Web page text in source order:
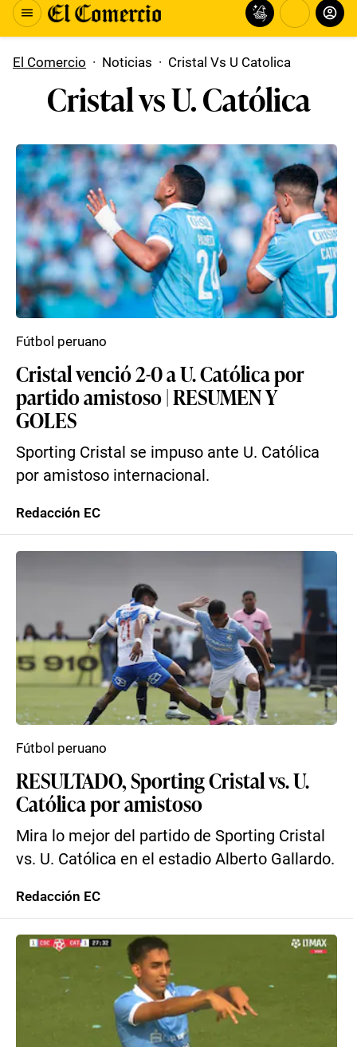
El Comercio · Noticias · Cristal Vs U Catolica
Cristal vs U. Católica
Cristal venció 2-0 a U. Católica por
partido amistoso | RESUMEN Y
GOLES
Sporting Cristal se impuso ante U. Católica
por amistoso internacional.
Fútbol peruano
Redacción EC
RESULTADO, Sporting Cristal vs. U.
Católica por amistoso
Mira lo mejor del partido de Sporting Cristal
vs. U. Católica en el estadio Alberto Gallardo.
Fútbol peruano
Redacción EC